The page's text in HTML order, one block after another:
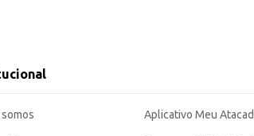
Aplicativo Meu